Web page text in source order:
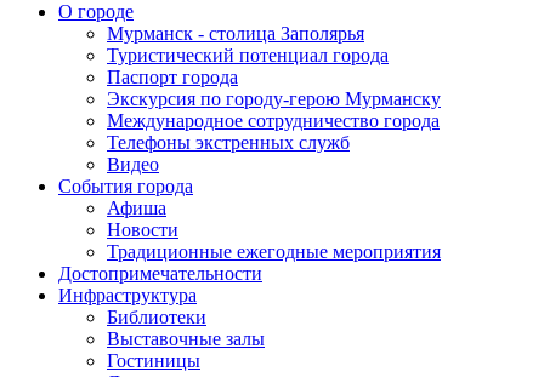
О городе
Мурманск - столица Заполярья
Туристический потенциал города
Паспорт города
Экскурсия по городу-герою Мурманску
Международное сотрудничество города
Телефоны экстренных служб
Видео
События города
Афиша
Новости
Традиционные ежегодные мероприятия
Достопримечательности
Инфраструктура
Библиотеки
Выставочные залы
Гостиницы